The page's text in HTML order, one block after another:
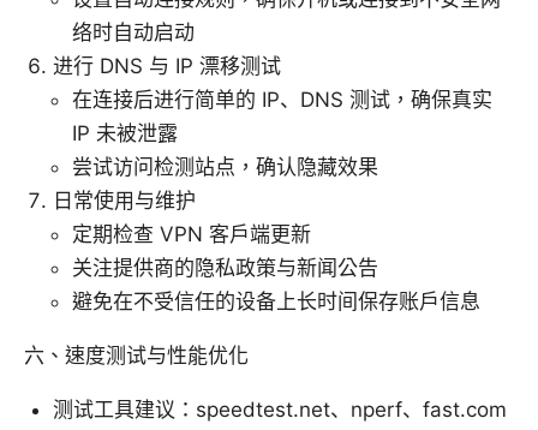
络时自动启动
进行 DNS 与 IP 漂移测试
在连接后进行简单的 IP、DNS 测试，确保真实
IP 未被泄露
尝试访问检测站点，确认隐藏效果
日常使用与维护
定期检查 VPN 客户端更新
关注提供商的隐私政策与新闻公告
避免在不受信任的设备上长时间保存账户信息
六、速度测试与性能优化
测试工具建议：speedtest.net、nperf、fast.com